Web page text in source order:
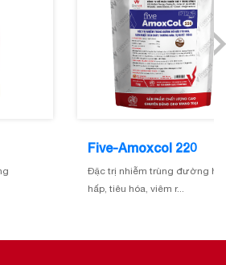
Five-Amoxcol 220
Đặc trị nhiễm trùng đường hô
hấp, tiêu hóa, viêm r...